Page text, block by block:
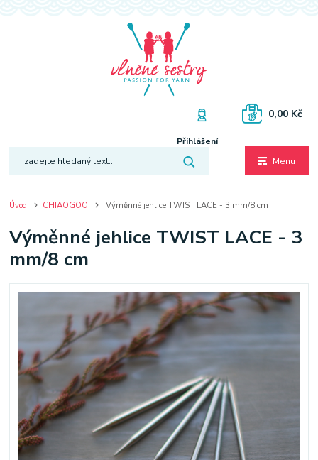
Menu
Přihlášení
0,00 Kč
Úvod CHIAOGOO Výměnné jehlice TWIST LACE - 3 mm/8 cm
Výměnné jehlice TWIST LACE - 3
mm/8 cm